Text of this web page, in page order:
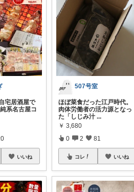
宅居酒屋で
系名古屋コ
いいね
507号室
ほぼ菜食だった江戸時代。
肉体労働者の活力源となっ
た「しじみ汁 ...
￥ 3,680
0 2 81
コレ いいね